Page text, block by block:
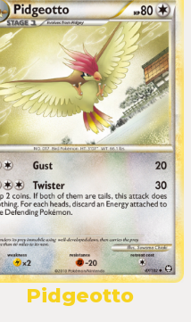
Pidgeotto